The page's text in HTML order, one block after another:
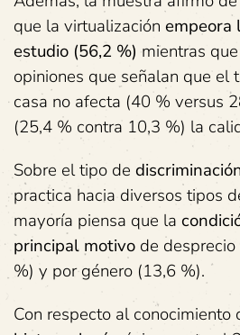
que la virtualización empeora
estudio (56,2 %) mientras
opiniones que señalan que el
casa no afecta (40 % versus
(25,4 % contra 10,3 %) la
Sobre el tipo de
practica hacia diversos tipos
mayoría piensa que la
principal motivo de
%) y por género (13,6 %).
Con respecto al conocimiento